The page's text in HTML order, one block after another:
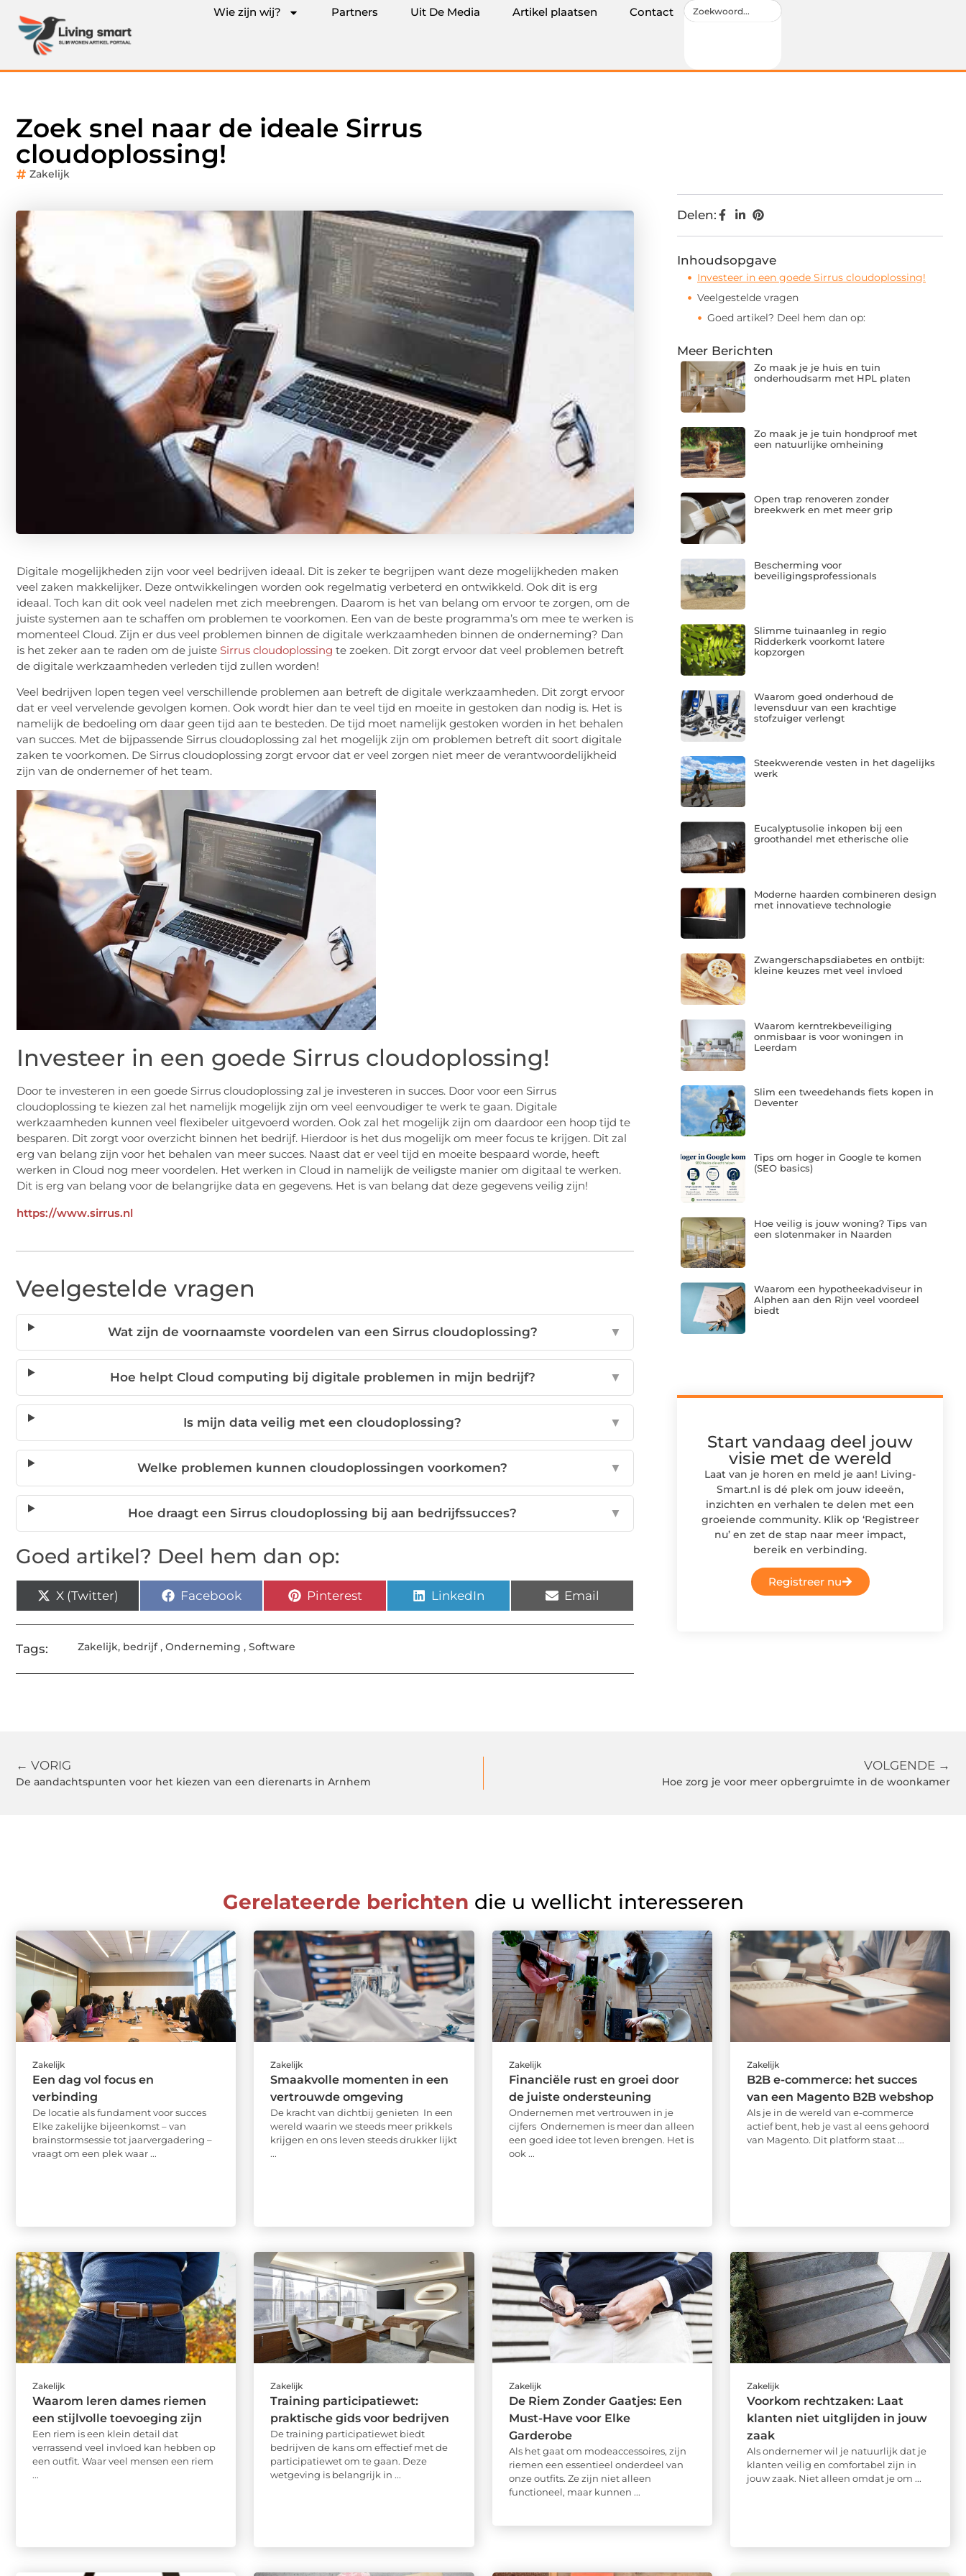
Wie zijn wij? Partners Uit De Media Artikel plaatsen Contact
Zoek snel naar de ideale Sirrus
cloudoplossing!
Zakelijk
Digitale mogelijkheden zijn voor veel bedrijven ideaal. Dit is zeker te begrijpen want deze mogelijkheden maken
veel zaken makkelijker. Deze ontwikkelingen worden ook regelmatig verbeterd en ontwikkeld. Ook dit is erg
ideaal. Toch kan dit ook veel nadelen met zich meebrengen. Daarom is het van belang om ervoor te zorgen, om de
juiste systemen aan te schaffen om problemen te voorkomen. Een van de beste programma’s om mee te werken is
momenteel Cloud. Zijn er dus veel problemen binnen de digitale werkzaamheden binnen de onderneming? Dan
is het zeker aan te raden om de juiste Sirrus cloudoplossing te zoeken. Dit zorgt ervoor dat veel problemen betreft
de digitale werkzaamheden verleden tijd zullen worden!
Veel bedrijven lopen tegen veel verschillende problemen aan betreft de digitale werkzaamheden. Dit zorgt ervoor
dat er veel vervelende gevolgen komen. Ook wordt hier dan te veel tijd en moeite in gestoken dan nodig is. Het is
namelijk de bedoeling om daar geen tijd aan te besteden. De tijd moet namelijk gestoken worden in het behalen
van succes. Met de bijpassende Sirrus cloudoplossing zal het mogelijk zijn om problemen betreft dit soort digitale
zaken te voorkomen. De Sirrus cloudoplossing zorgt ervoor dat er veel zorgen niet meer de verantwoordelijkheid
zijn van de ondernemer of het team.
Investeer in een goede Sirrus cloudoplossing!
Door te investeren in een goede Sirrus cloudoplossing zal je investeren in succes. Door voor een Sirrus
cloudoplossing te kiezen zal het namelijk mogelijk zijn om veel eenvoudiger te werk te gaan. Digitale
werkzaamheden kunnen veel flexibeler uitgevoerd worden. Ook zal het mogelijk zijn om daardoor een hoop tijd te
besparen. Dit zorgt voor overzicht binnen het bedrijf. Hierdoor is het dus mogelijk om meer focus te krijgen. Dit zal
erg van belang zijn voor het behalen van meer succes. Naast dat er veel tijd en moeite bespaard worde, heeft
werken in Cloud nog meer voordelen. Het werken in Cloud in namelijk de veiligste manier om digitaal te werken.
Dit is erg van belang voor de belangrijke data en gegevens. Het is van belang dat deze gegevens veilig zijn!
https://www.sirrus.nl
Veelgestelde vragen
Wat zijn de voornaamste voordelen van een Sirrus cloudoplossing? ▼
Hoe helpt Cloud computing bij digitale problemen in mijn bedrijf? ▼
Is mijn data veilig met een cloudoplossing? ▼
Welke problemen kunnen cloudoplossingen voorkomen? ▼
Hoe draagt een Sirrus cloudoplossing bij aan bedrijfssucces? ▼
Goed artikel? Deel hem dan op:
X (Twitter) Facebook Pinterest LinkedIn Email
Tags: Zakelijk, bedrijf, Onderneming , Software
Delen:
Inhoudsopgave
Investeer in een goede Sirrus cloudoplossing!
Veelgestelde vragen
Goed artikel? Deel hem dan op:
Meer Berichten
Zo maak je je huis en tuin
onderhoudsarm met HPL platen
Zo maak je je tuin hondproof met
een natuurlijke omheining
Open trap renoveren zonder
breekwerk en met meer grip
Bescherming voor
beveiligingsprofessionals
Slimme tuinaanleg in regio
Ridderkerk voorkomt latere
kopzorgen
Waarom goed onderhoud de
levensduur van een krachtige
stofzuiger verlengt
Steekwerende vesten in het dagelijks
werk
Eucalyptusolie inkopen bij een
groothandel met etherische olie
Moderne haarden combineren design
met innovatieve technologie
Zwangerschapsdiabetes en ontbijt:
kleine keuzes met veel invloed
Waarom kerntrekbeveiliging
onmisbaar is voor woningen in
Leerdam
Slim een tweedehands fiets kopen in
Deventer
Tips om hoger in Google te komen
(SEO basics)
Hoe veilig is jouw woning? Tips van
een slotenmaker in Naarden
Waarom een hypotheekadviseur in
Alphen aan den Rijn veel voordeel
biedt
Start vandaag deel jouw
visie met de wereld
Laat van je horen en meld je aan! Living-
Smart.nl is dé plek om jouw ideeën,
inzichten en verhalen te delen met een
groeiende community. Klik op ‘Registreer
nu’ en zet de stap naar meer impact,
bereik en verbinding.
Registreer nu
← VORIG
De aandachtspunten voor het kiezen van een dierenarts in Arnhem
VOLGENDE →
Hoe zorg je voor meer opbergruimte in de woonkamer
Gerelateerde berichten die u wellicht interesseren
Zakelijk
Een dag vol focus en
verbinding
De locatie als fundament voor succes
Elke zakelijke bijeenkomst – van
brainstormsessie tot jaarvergadering –
vraagt om een plek waar ...
Zakelijk
Smaakvolle momenten in een
vertrouwde omgeving
De kracht van dichtbij genieten In een
wereld waarin we steeds meer prikkels
krijgen en ons leven steeds drukker lijkt
...
Zakelijk
Financiële rust en groei door
de juiste ondersteuning
Ondernemen met vertrouwen in je
cijfers Ondernemen is meer dan alleen
een goed idee tot leven brengen. Het is
ook ...
Zakelijk
B2B e-commerce: het succes
van een Magento B2B webshop
Als je in de wereld van e-commerce
actief bent, heb je vast al eens gehoord
van Magento. Dit platform staat ...
Zakelijk
Waarom leren dames riemen
een stijlvolle toevoeging zijn
Een riem is een klein detail dat
verrassend veel invloed kan hebben op
een outfit. Waar veel mensen een riem
...
Zakelijk
Training participatiewet:
praktische gids voor bedrijven
De training participatiewet biedt
bedrijven de kans om effectief met de
participatiewet om te gaan. Deze
wetgeving is belangrijk in ...
Zakelijk
De Riem Zonder Gaatjes: Een
Must-Have voor Elke
Garderobe
Als het gaat om modeaccessoires, zijn
riemen een essentieel onderdeel van
onze outfits. Ze zijn niet alleen
functioneel, maar kunnen ...
Zakelijk
Voorkom rechtzaken: Laat
klanten niet uitglijden in jouw
zaak
Als ondernemer wil je natuurlijk dat je
klanten veilig en comfortabel zijn in
jouw zaak. Niet alleen omdat je om ...